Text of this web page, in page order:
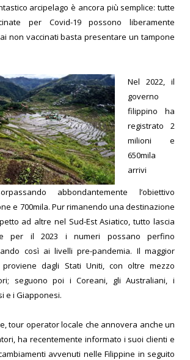
arcipelago è ancora più semplice: tutte
per Covid-19 possono liberamente
non vaccinati basta presentare un tampone
Nel 2022, il
governo
filippino ha
registrato 2
milioni e
650mila
arrivi
abbondantemente l’obiettivo
e 700mila. Pur rimanendo una destinazione
ad altre nel Sud-Est Asiatico, tutto lascia
per il 2023 i numeri possano perfino
così ai livelli pre-pandemia. Il maggior
dagli Stati Uniti, con oltre mezzo
seguono poi i Coreani, gli Australiani, i
e i Giapponesi.
tour operator locale che annovera anche un
ha recentemente informato i suoi clienti e
avvenuti nelle Filippine in seguito